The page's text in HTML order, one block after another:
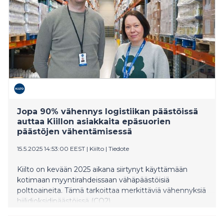
different levels, with net zero being the highest.
Currently, over 640 airports worldwide are part of the
program.
Jopa 90% vähennys logistiikan päästöissä
auttaa Kiillon asiakkaita epäsuorien
päästöjen vähentämisessä
15.5.2025 14:53:00 EEST | Kiilto | Tiedote
Kiilto on kevään 2025 aikana siirtynyt käyttämään
kotimaan myyntirahdeissaan vähäpäästöisiä
polttoaineita. Tämä tarkoittaa merkittäviä vähennyksiä
hiilidioksidipäästöissä (CO2).